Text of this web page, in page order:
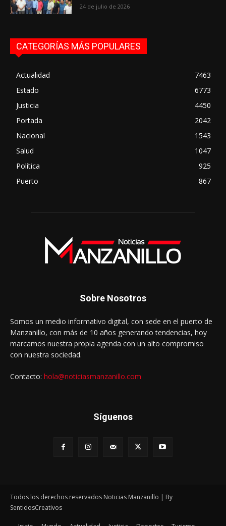
24 de julio de 2026
CATEGORÍAS MÁS POPULARES
Actualidad
7463
Estado
6773
Justicia
4450
Portada
2042
Nacional
1543
Salud
1047
Política
925
Puerto
867
Sobre Nosotros
Somos un medio informativo digital, con sede en el puerto de
Manzanillo, con más de 10 años generando tendencias, hoy
marcamos nuestra propia agenda con un alto compromiso
con nuestra sociedad.
Contacto: hola@noticiasmanzanillo.com
Síguenos
Todos los derechos reservados Noticias Manzanillo | By
SentidosCreativos